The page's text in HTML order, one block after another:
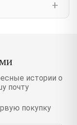
истории о
почту
покупку